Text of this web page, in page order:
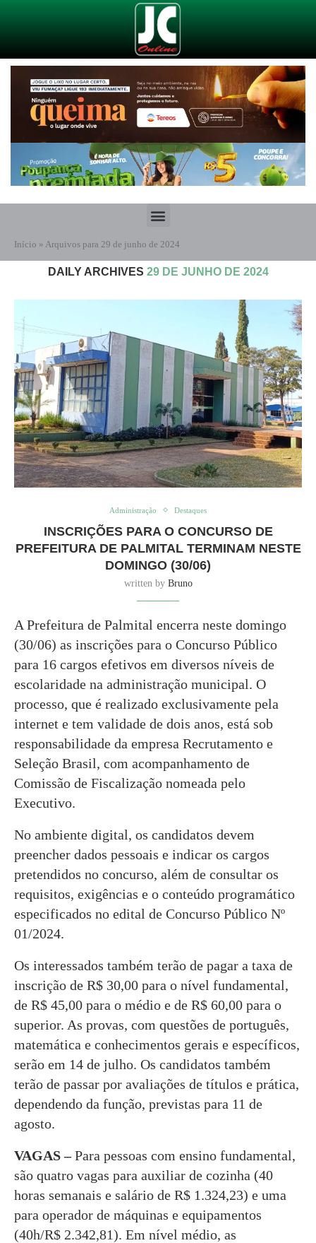
Início » Arquivos para 29 de junho de 2024
DAILY ARCHIVES 29 DE JUNHO DE 2024
Administração Destaques
INSCRIÇÕES PARA O CONCURSO DE
PREFEITURA DE PALMITAL TERMINAM NESTE
DOMINGO (30/06)
written by Bruno
A Prefeitura de Palmital encerra neste domingo
(30/06) as inscrições para o Concurso Público
para 16 cargos efetivos em diversos níveis de
escolaridade na administração municipal. O
processo, que é realizado exclusivamente pela
internet e tem validade de dois anos, está sob
responsabilidade da empresa Recrutamento e
Seleção Brasil, com acompanhamento de
Comissão de Fiscalização nomeada pelo
Executivo.
No ambiente digital, os candidatos devem
preencher dados pessoais e indicar os cargos
pretendidos no concurso, além de consultar os
requisitos, exigências e o conteúdo programático
especificados no edital de Concurso Público Nº
01/2024.
Os interessados também terão de pagar a taxa de
inscrição de R$ 30,00 para o nível fundamental,
de R$ 45,00 para o médio e de R$ 60,00 para o
superior. As provas, com questões de português,
matemática e conhecimentos gerais e específicos,
serão em 14 de julho. Os candidatos também
terão de passar por avaliações de títulos e prática,
dependendo da função, previstas para 11 de
agosto.
VAGAS –Para pessoas com ensino fundamental,
são quatro vagas para auxiliar de cozinha (40
horas semanais e salário de R$ 1.324,23) e uma
para operador de máquinas e equipamentos
(40h/R$ 2.342,81). Em nível médio, as